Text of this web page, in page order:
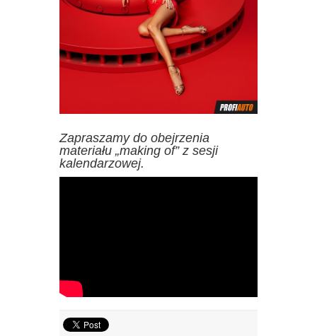
Zapraszamy do obejrzenia
materiału „making of” z sesji
kalendarzowej.